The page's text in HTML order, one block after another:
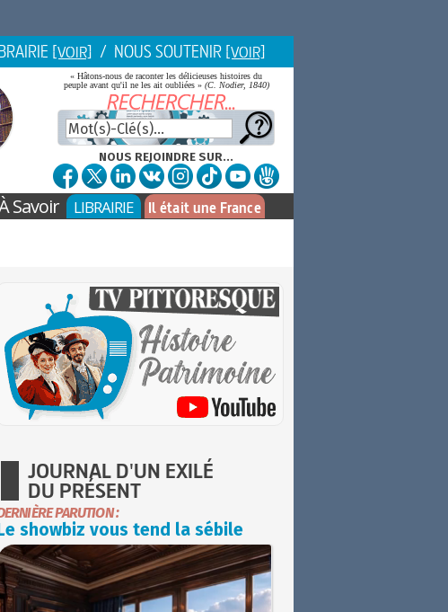
[VOIR] / NOUS SOUTENIR [VOIR]
« Hâtons-nous de raconter les délicieuses histoires du
peuple avant qu'il ne les ait oubliées » (C. Nodier, 1840)
NOUS REJOINDRE SUR...
Savoir LIBRAIRIE Il était une France
JOURNAL D'UN EXILÉ
DU PRÉSENT
PARUTION :
showbiz vous tend la sébile